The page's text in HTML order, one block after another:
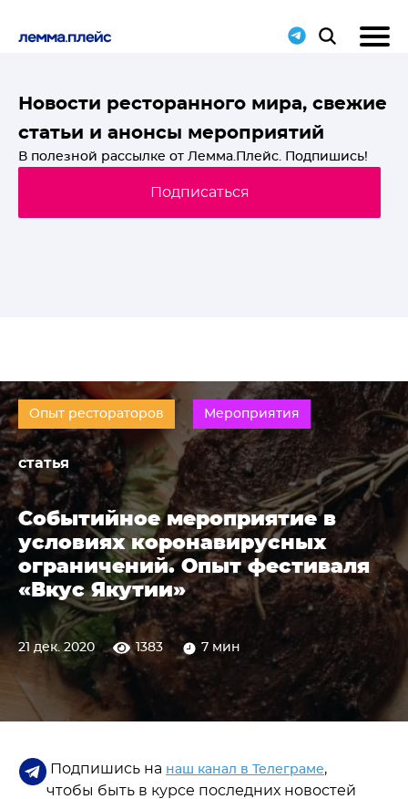
Новости ресторанного мира, свежие
статьи и анонсы мероприятий
В полезной рассылке от Лемма.Плейс. Подпишись!
Подписаться
Опыт рестораторов Мероприятия
статья
Событийное мероприятие в
условиях коронавирусных
ограничений. Опыт фестиваля
«Вкус Якутии»
21 дек. 2020 1383 7 мин
Подпишись на наш канал в Телеграме,
чтобы быть в курсе последних новостей